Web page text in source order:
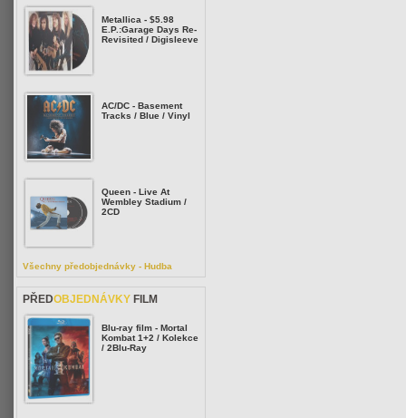
Metallica - $5.98
E.P.:Garage Days Re-
Revisited / Digisleeve
AC/DC - Basement
Tracks / Blue / Vinyl
Queen - Live At
Wembley Stadium /
2CD
Všechny předobjednávky - Hudba
PŘEDOBJEDNÁVKY FILM
Blu-ray film - Mortal
Kombat 1+2 / Kolekce
/ 2Blu-Ray